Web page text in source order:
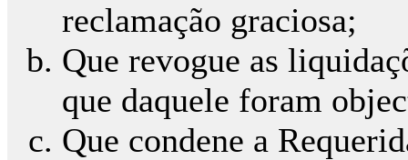
reclamação graciosa;
Que revogue as
que daquele foram
Que condene a